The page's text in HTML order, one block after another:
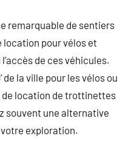
remarquable de sentiers
location pour vélos et
de ces véhicules.
de la ville pour les vélos ou
de location de trottinettes
souvent une alternative
exploration.